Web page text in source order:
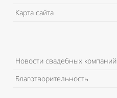
Карта сайта
Новости свадебных компаний
Благотворительность